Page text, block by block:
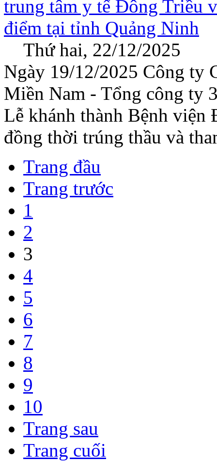
trung tâm y tế Đông Triều
điểm tại tỉnh Quảng Ninh
Thứ hai, 22/12/2025
Ngày 19/12/2025 Công ty
Miền Nam - Tổng công ty
Lễ khánh thành Bệnh
đồng thời trúng thầu và
Trang đầu
Trang trước
1
2
3
4
5
6
7
8
9
10
Trang sau
Trang cuối